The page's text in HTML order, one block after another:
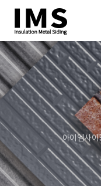
아이엠사이